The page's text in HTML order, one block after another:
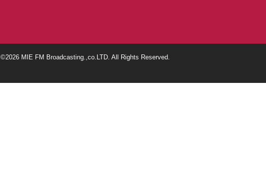
©2026 MIE FM Broadcasting.,co.LTD. All Rights Reserved.